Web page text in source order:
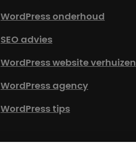
WordPress onderhoud
SEO advies
WordPress website verhuizen
WordPress agency
WordPress tips